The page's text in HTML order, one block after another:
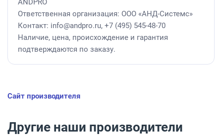
ANDPRO
Ответственная организация: ООО «АНД-Системс»
Контакт: info@andpro.ru, +7 (495) 545-48-70
Наличие, цена, происхождение и гарантия
подтверждаются по заказу.
Сайт производителя
Другие наши производители